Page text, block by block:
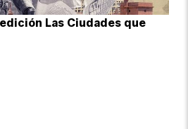
Las Ciudades que